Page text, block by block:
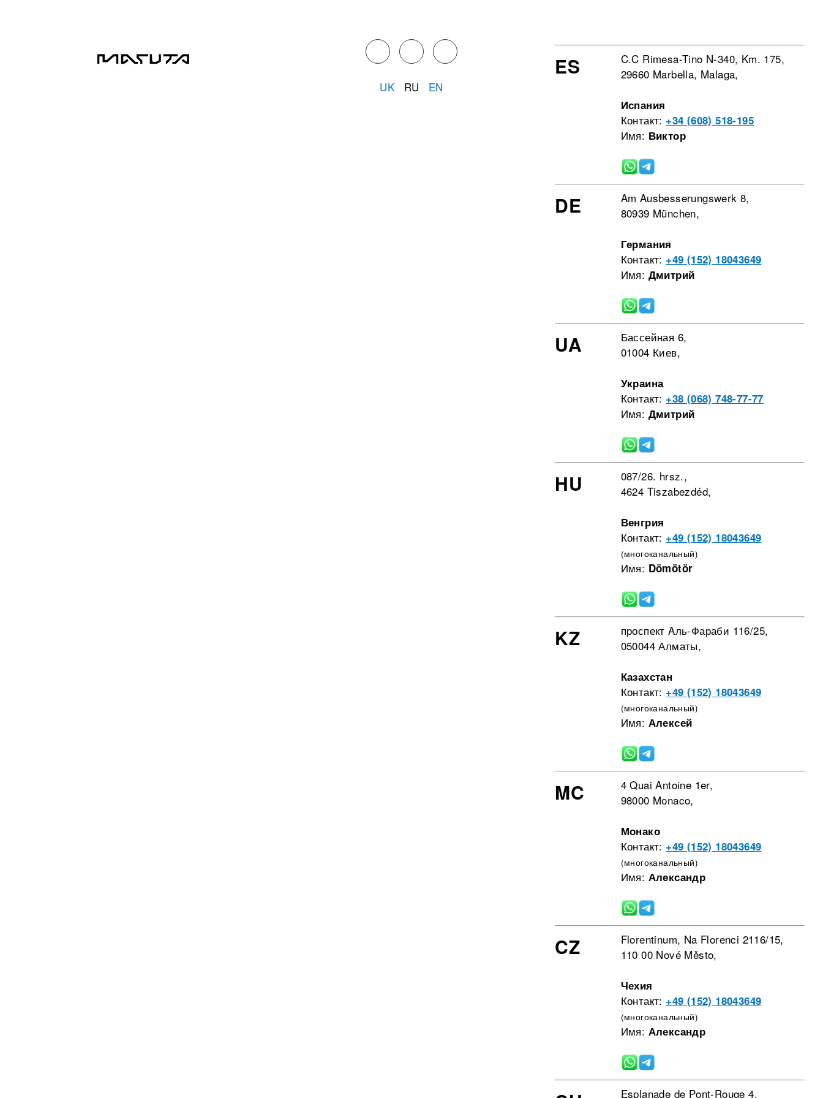
UK RU EN
ES
C.C Rimesa-Tino N-340, Km. 175,
29660 Marbella, Malaga,
Испания
Контакт: +34 (608) 518-195
Имя: Виктор
DE
Am Ausbesserungswerk 8,
80939 München,
Германия
Контакт: +49 (152) 18043649
Имя: Дмитрий
UA
Бассейная 6,
01004 Киев,
Украина
Контакт: +38 (068) 748-77-77
Имя: Дмитрий
HU
087/26. hrsz.,
4624 Tiszabezdéd,
Венгрия
Контакт: +49 (152) 18043649
(многоканальный)
Имя: Dömötör
KZ
проспект Aль-Фараби 116/25,
050044 Алматы,
Казахстан
Контакт: +49 (152) 18043649
(многоканальный)
Имя: Алексей
MC
4 Quai Antoine 1er,
98000 Monaco,
Монако
Контакт: +49 (152) 18043649
(многоканальный)
Имя: Александр
CZ
Florentinum, Na Florenci 2116/15,
110 00 Nové Město,
Чехия
Контакт: +49 (152) 18043649
(многоканальный)
Имя: Александр
Esplanade de Pont-Rouge 4,